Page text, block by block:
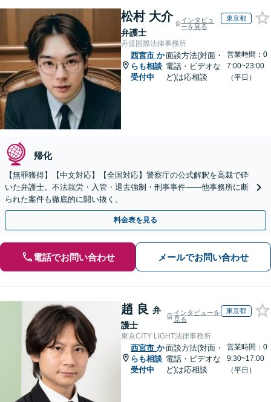
松村 大介
弁護士
インタビュ
ーを見る
東京都
舟渡国際法律事務所
西宮市 か
らも相談
受付中
面談方法(対面・
電話・ビデオな
ど)は応相談
営業時間：0
7:00~23:00
（平日）
帰化
【無罪獲得】【中文対応】【全国対応】警察庁の公式解釈を高裁で砕
いた弁護士。不法就労・入管・退去強制・刑事事件——他事務所に断
られた案件も徹底的に闘い抜く。
料金表を見る
電話でお問い合わせ メールでお問い合わせ
趙 良 弁
護士
インタビューを
見る
東京都
東京CITY LIGHT法律事務所
西宮市 か
らも相談
受付中
面談方法(対面・
電話・ビデオな
ど)は応相談
営業時間：0
9:30~17:00
（平日）